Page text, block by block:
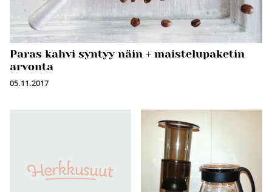
Paras kahvi syntyy näin + maistelupaketin
arvonta
05.11.2017